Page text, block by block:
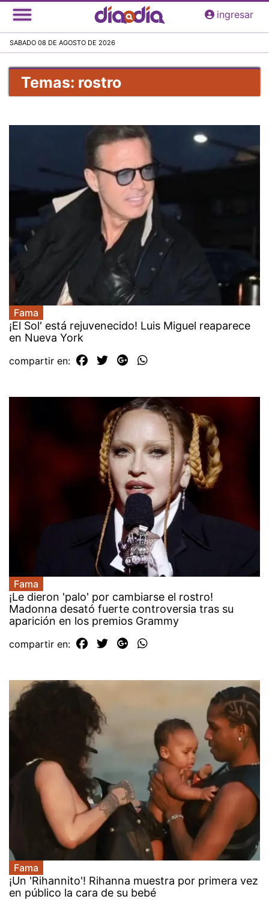
Pasar
al
principal
ingresar
SABADO 08 DE AGOSTO DE 2026
Temas: rostro
Fama
¡El Sol' está rejuvenecido! Luis Miguel reaparece
en Nueva York
compartir en:
Fama
¡Le dieron 'palo' por cambiarse el rostro!
Madonna desató fuerte controversia tras su
aparición en los premios Grammy
compartir en:
Fama
¡Un 'Rihannito'! Rihanna muestra por primera vez
en público la cara de su bebé